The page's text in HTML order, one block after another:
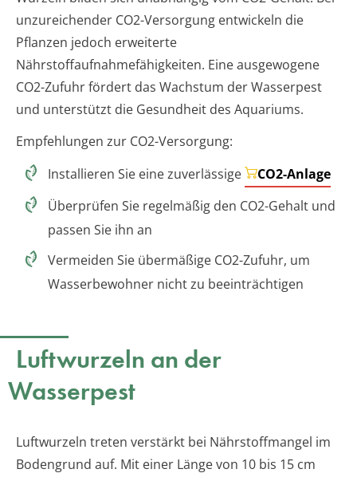
unzureichender CO2-Versorgung entwickeln die
Pflanzen jedoch erweiterte
Nährstoffaufnahmefähigkeiten. Eine ausgewogene
CO2-Zufuhr fördert das Wachstum der Wasserpest
und unterstützt die Gesundheit des Aquariums.
Empfehlungen zur CO2-Versorgung:
Installieren Sie eine zuverlässige
CO2-Anlage
Überprüfen Sie regelmäßig den CO2-Gehalt und
passen Sie ihn an
Vermeiden Sie übermäßige CO2-Zufuhr, um
Wasserbewohner nicht zu beeinträchtigen
Luftwurzeln an der
Wasserpest
Luftwurzeln treten verstärkt bei Nährstoffmangel im
Bodengrund auf. Mit einer Länge von 10 bis 15 cm